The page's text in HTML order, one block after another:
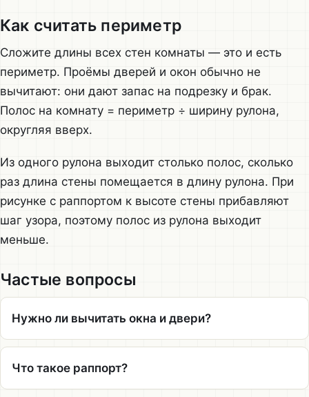
Как считать периметр
Сложите длины всех стен комнаты — это и есть
периметр. Проёмы дверей и окон обычно не
вычитают: они дают запас на подрезку и брак.
Полос на комнату = периметр ÷ ширину рулона,
округляя вверх.
Из одного рулона выходит столько полос, сколько
раз длина стены помещается в длину рулона. При
рисунке с раппортом к высоте стены прибавляют
шаг узора, поэтому полос из рулона выходит
меньше.
Частые вопросы
Нужно ли вычитать окна и двери?
Что такое раппорт?